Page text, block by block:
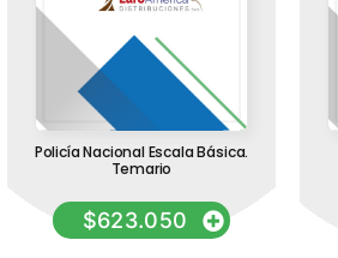
Policía Nacional Escala Básica.
Temario
$623.050